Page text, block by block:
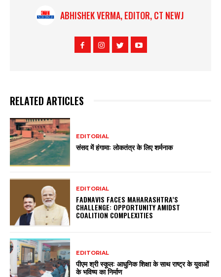
ABHISHEK VERMA, EDITOR, CT NEWJ
RELATED ARTICLES
EDITORIAL
संसद में हंगामा: लोकतंत्र के लिए शर्मनाक
EDITORIAL
FADNAVIS FACES MAHARASHTRA’S
CHALLENGE: OPPORTUNITY AMIDST
COALITION COMPLEXITIES
EDITORIAL
पीएम श्री स्कूल: आधुनिक शिक्षा के साथ राष्ट्र के युवाओं
के भविष्य का निर्माण